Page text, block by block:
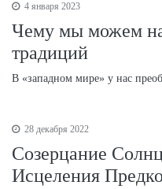
4 января 2023
Чему мы можем
традиций
В «западном мире» у нас
28 декабря 2022
Созерцание
Исцеления